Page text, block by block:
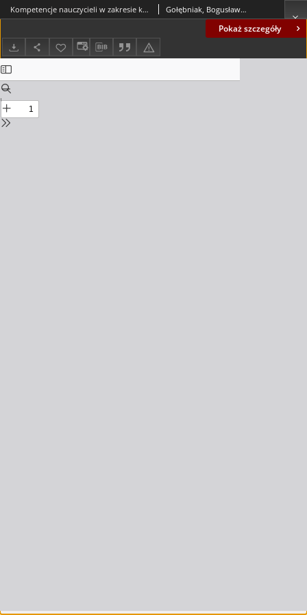
Pokaż szczegóły
Kompetencje nauczycieli w zakresie korzystania z technologii informacyjno-komunikacyjnej w nauczaniu. Z badań etno-pedagogicznych = The teachers` competences in using information and communication technology. From etno-pedagogical research Gołębniak, Bogusława Dorota; Ostoja-Solecka, Katarzyna